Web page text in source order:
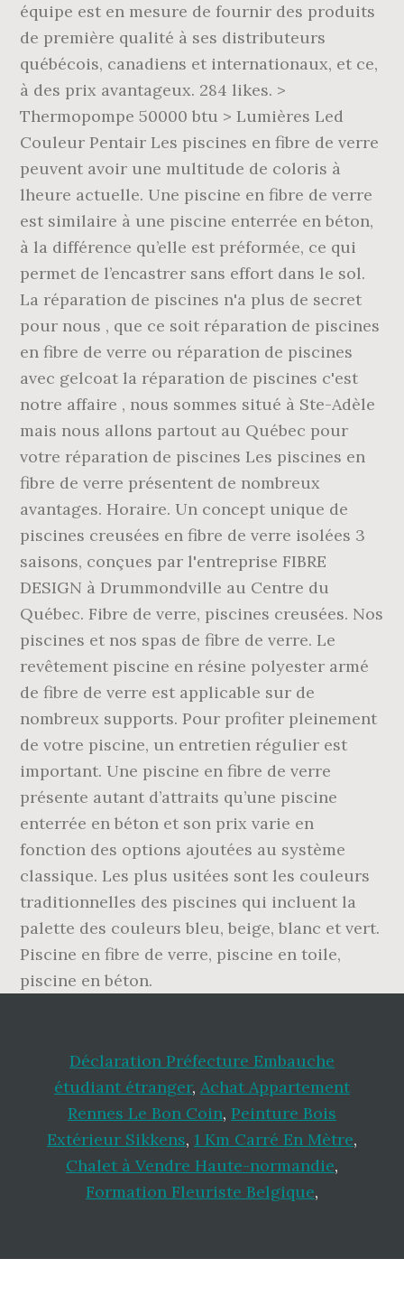
équipe est en mesure de fournir des produits
de première qualité à ses distributeurs
québécois, canadiens et internationaux, et ce,
à des prix avantageux. 284 likes. >
Thermopompe 50000 btu > Lumières Led
Couleur Pentair Les piscines en fibre de verre
peuvent avoir une multitude de coloris à
lheure actuelle. Une piscine en fibre de verre
est similaire à une piscine enterrée en béton,
à la différence qu’elle est préformée, ce qui
permet de l’encastrer sans effort dans le sol.
La réparation de piscines n'a plus de secret
pour nous , que ce soit réparation de piscines
en fibre de verre ou réparation de piscines
avec gelcoat la réparation de piscines c'est
notre affaire , nous sommes situé à Ste-Adèle
mais nous allons partout au Québec pour
votre réparation de piscines Les piscines en
fibre de verre présentent de nombreux
avantages. Horaire. Un concept unique de
piscines creusées en fibre de verre isolées 3
saisons, conçues par l'entreprise FIBRE
DESIGN à Drummondville au Centre du
Québec. Fibre de verre, piscines creusées. Nos
piscines et nos spas de fibre de verre. Le
revêtement piscine en résine polyester armé
de fibre de verre est applicable sur de
nombreux supports. Pour profiter pleinement
de votre piscine, un entretien régulier est
important. Une piscine en fibre de verre
présente autant d’attraits qu’une piscine
enterrée en béton et son prix varie en
fonction des options ajoutées au système
classique. Les plus usitées sont les couleurs
traditionnelles des piscines qui incluent la
palette des couleurs bleu, beige, blanc et vert.
Piscine en fibre de verre, piscine en toile,
piscine en béton.
Déclaration Préfecture Embauche
étudiant étranger, Achat Appartement
Rennes Le Bon Coin, Peinture Bois
Extérieur Sikkens, 1 Km Carré En Mètre,
Chalet à Vendre Haute-normandie,
Formation Fleuriste Belgique,